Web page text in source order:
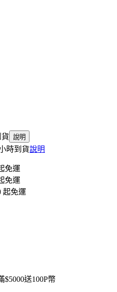
說明
時到貨說明
免運
免運
起免運
$5000送100P幣